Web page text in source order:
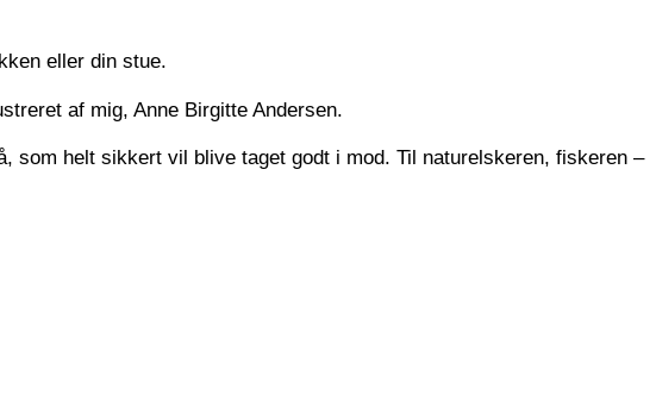
eller din stue.
af mig, Anne Birgitte Andersen.
som helt sikkert vil blive taget godt i mod. Til naturelskeren, fiskeren –